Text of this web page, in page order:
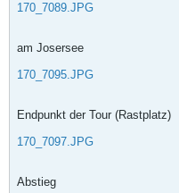
170_7089.JPG
am Josersee
170_7095.JPG
Endpunkt der Tour (Rastplatz)
170_7097.JPG
Abstieg